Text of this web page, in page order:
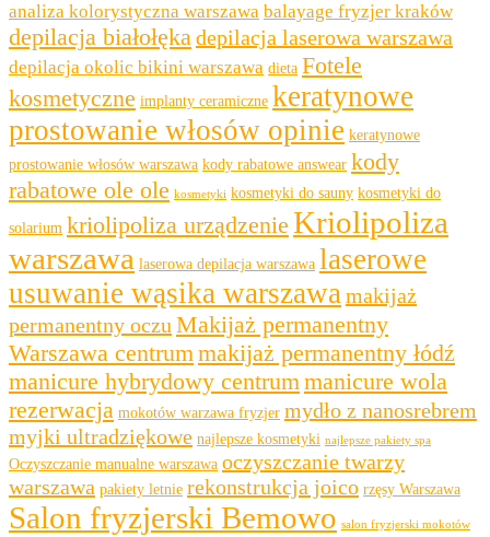
analiza kolorystyczna warszawa balayage fryzjer kraków
depilacja białołękadepilacja laserowa warszawa
depilacja okolic bikini warszawa dieta Fotele
kosmetyczne implanty ceramiczne keratynowe
prostowanie włosów opinie keratynowe
prostowanie włosów warszawa kody rabatowe answear kody
rabatowe ole ole kosmetyki kosmetyki do sauny kosmetyki do
solarium kriolipoliza urządzenie Kriolipoliza
warszawa laserowa depilacja warszawa laserowe
usuwanie wąsika warszawamakijaż
permanentny oczu Makijaż permanentny
Warszawa centrummakijaż permanentny łódź
manicure hybrydowy centrummanicure wola
rezerwacja mokotów warzawa fryzjer mydło z nanosrebrem
myjki ultradziękowe najlepsze kosmetyki najlepsze pakiety spa
Oczyszczanie manualne warszawa oczyszczanie twarzy
warszawa pakiety letnie rekonstrukcja joico rzęsy Warszawa
Salon fryzjerski Bemowo salon fryzjerski mokotów